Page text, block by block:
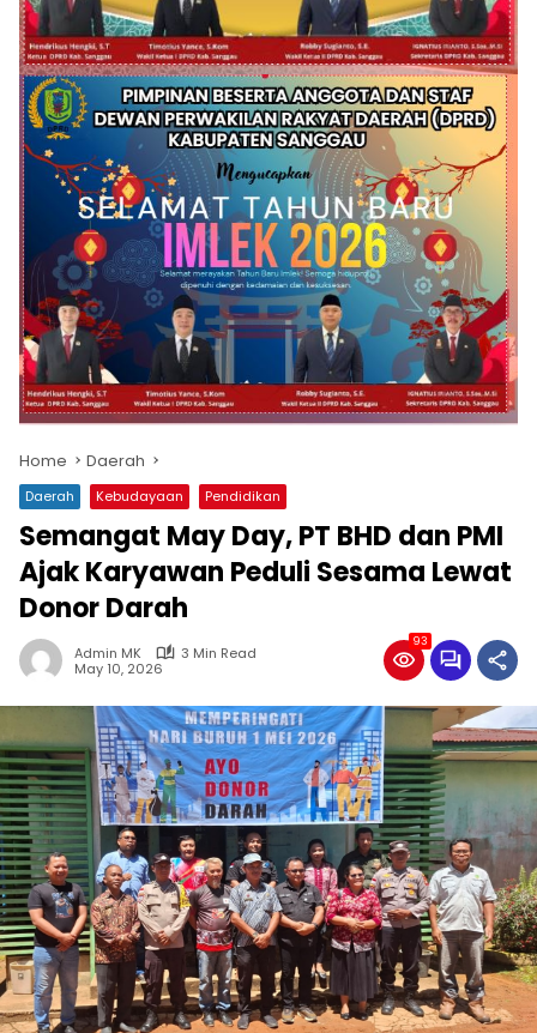
Home Daerah
Daerah Kebudayaan Pendidikan
Semangat May Day, PT BHD dan PMI
Ajak Karyawan Peduli Sesama Lewat
Donor Darah
Admin MK
3 Min Read
May 10, 2026
93